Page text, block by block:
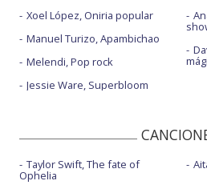
Xoel López, Oniria popular
Manuel Turizo, Apambichao
Melendi, Pop rock
Jessie Ware, Superbloom
Taylor Swift, The fate of
Ophelia